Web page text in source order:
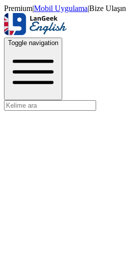
Premium|Mobil Uygulama|Bize Ulaşın
Toggle navigation